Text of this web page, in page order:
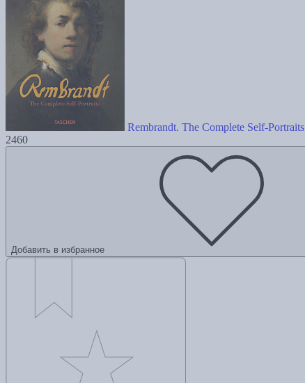
Rembrandt. The Complete Self-Portraits
2460
Добавить в избранное